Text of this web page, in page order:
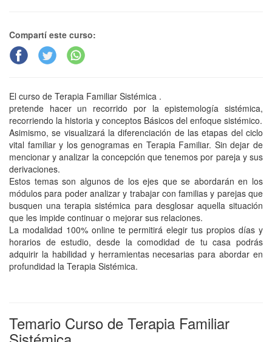
Compartí este curso:
El curso de Terapia Familiar Sistémica .
pretende hacer un recorrido por la epistemología sistémica,
recorriendo la historia y conceptos Básicos del enfoque sistémico.
Asimismo, se visualizará la diferenciación de las etapas del ciclo
vital familiar y los genogramas en Terapia Familiar. Sin dejar de
mencionar y analizar la concepción que tenemos por pareja y sus
derivaciones.
Estos temas son algunos de los ejes que se abordarán en los
módulos para poder analizar y trabajar con familias y parejas que
busquen una terapia sistémica para desglosar aquella situación
que les impide continuar o mejorar sus relaciones.
La modalidad 100% online te permitirá elegir tus propios días y
horarios de estudio, desde la comodidad de tu casa podrás
adquirir la habilidad y herramientas necesarias para abordar en
profundidad la Terapia Sistémica.
Temario Curso de Terapia Familiar